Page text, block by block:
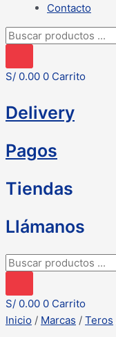
Contacto
Búsqueda
productos
S/ 0.00 0 Carrito
Delivery
Pagos
Tiendas
Llámanos
Búsqueda
productos
S/ 0.00 0 Carrito
Inicio / Marcas / Teros